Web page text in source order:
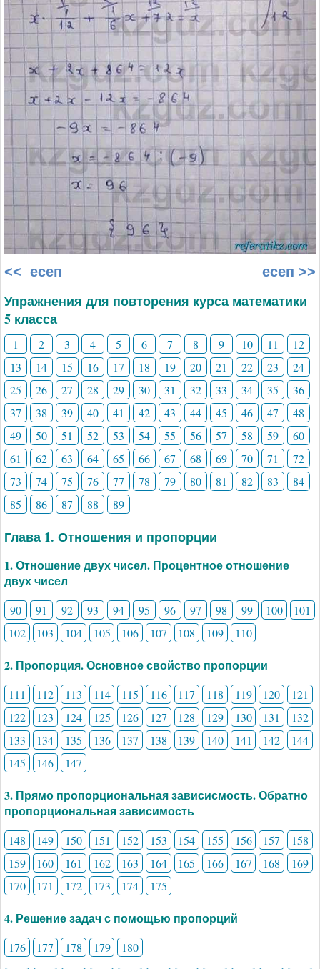
<< есеп есеп >>
Упражнения для повторения курса математики
5 класса
1 2 3 4 5 6 7 8 9 10 11
12
13
14 15 16 17 18 19 20 21 22 23
24
25
26 27 28 29 30 31 32 33 34 35
36
37
38 39 40 41 42 43 44 45 46 47
48
49
50 51 52 53 54 55 56 57 58 59
60
61
62 63 64 65 66 67 68 69 70 71
72
73
74 75 76 77 78 79 80 81 82 83
84
85
86 87 88 89
Глава 1. Отношения и пропорции
1. Отношение двух чисел. Процентное отношение
двух чисел
90 91 92 93 94 95 96 97 98 99 100
101
102
103 104 105 106 107 108 109 110
2. Пропорция. Основное свойство пропорции
111 112 113 114 115 116 117 118 119 120
121
122
123 124 125 126 127 128 129 130 131
132
133
134 135 136 137 138 139 140 141 142
144
145
146 147
3. Прямо пропорциональная зависисмость. Обратно
пропорциональная зависимость
148 149 150 151 152 153 154 155 156 157
158
159
160 161 162 163 164 165 166 167 168
169
170
171 172 173 174 175
4. Решение задач с помощью пропорций
176 177 178 179 180